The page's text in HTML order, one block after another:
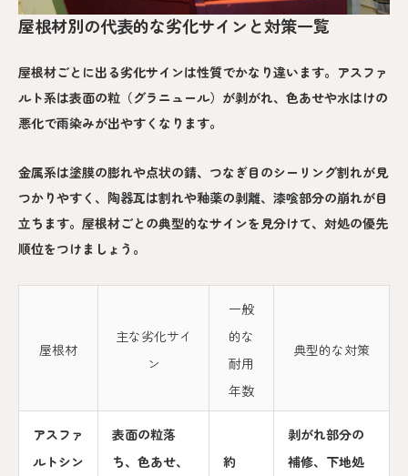
屋根材別の代表的な劣化サインと対策一覧
屋根材ごとに出る劣化サインは性質でかなり違います。アスファ
ルト系は表面の粒（グラニュール）が剥がれ、色あせや水はけの
悪化で雨染みが出やすくなります。
金属系は塗膜の膨れや点状の錆、つなぎ目のシーリング割れが見
つかりやすく、陶器瓦は割れや釉薬の剥離、漆喰部分の崩れが目
立ちます。屋根材ごとの典型的なサインを見分けて、対処の優先
順位をつけましょう。
屋根材
主な劣化サイ
ン
一般
的な
耐用
年数
典型的な対策
アスファ
ルトシン
表面の粒落
ち、色あせ、
約
剥がれ部分の
補修、下地処